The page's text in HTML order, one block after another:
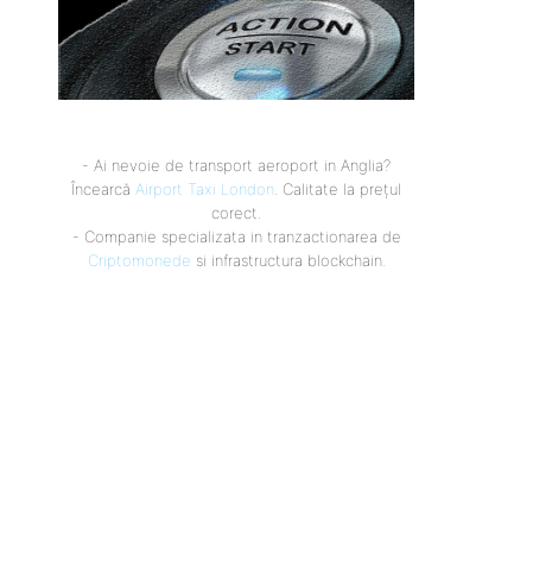
- Ai nevoie de transport aeroport in Anglia?
Încearcă Airport Taxi London. Calitate la prețul
corect.
- Companie specializata in tranzactionarea de
Criptomonede si infrastructura blockchain.